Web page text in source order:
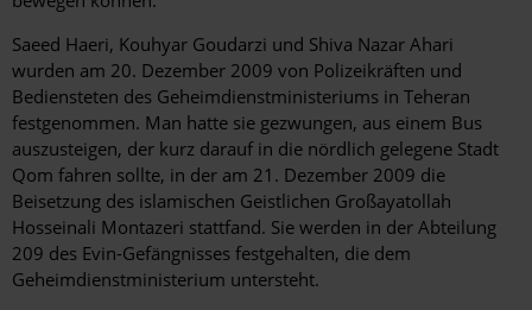
Saeed Haeri, Kouhyar Goudarzi und Shiva Nazar Ahari
wurden am 20. Dezember 2009 von Polizeikräften und
Bediensteten des Geheimdienstministeriums in Teheran
festgenommen. Man hatte sie gezwungen, aus einem Bus
auszusteigen, der kurz darauf in die nördlich gelegene Stadt
Qom fahren sollte, in der am 21. Dezember 2009 die
Beisetzung des islamischen Geistlichen Großayatollah
Hosseinali Montazeri stattfand. Sie werden in der Abteilung
209 des Evin-Gefängnisses festgehalten, die dem
Geheimdienstministerium untersteht.